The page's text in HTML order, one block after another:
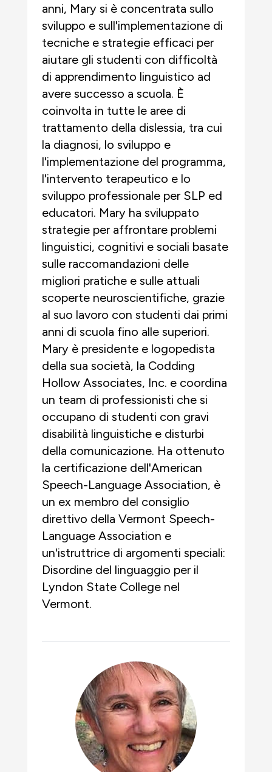
anni, Mary si è concentrata sullo
sviluppo e sull'implementazione di
tecniche e strategie efficaci per
aiutare gli studenti con difficoltà
di apprendimento linguistico ad
avere successo a scuola. È
coinvolta in tutte le aree di
trattamento della dislessia, tra cui
la diagnosi, lo sviluppo e
l'implementazione del programma,
l'intervento terapeutico e lo
sviluppo professionale per SLP ed
educatori. Mary ha sviluppato
strategie per affrontare problemi
linguistici, cognitivi e sociali basate
sulle raccomandazioni delle
migliori pratiche e sulle attuali
scoperte neuroscientifiche, grazie
al suo lavoro con studenti dai primi
anni di scuola fino alle superiori.
Mary è presidente e logopedista
della sua società, la Codding
Hollow Associates, Inc. e coordina
un team di professionisti che si
occupano di studenti con gravi
disabilità linguistiche e disturbi
della comunicazione. Ha ottenuto
la certificazione dell'American
Speech-Language Association, è
un ex membro del consiglio
direttivo della Vermont Speech-
Language Association e
un'istruttrice di argomenti speciali:
Disordine del linguaggio per il
Lyndon State College nel
Vermont.